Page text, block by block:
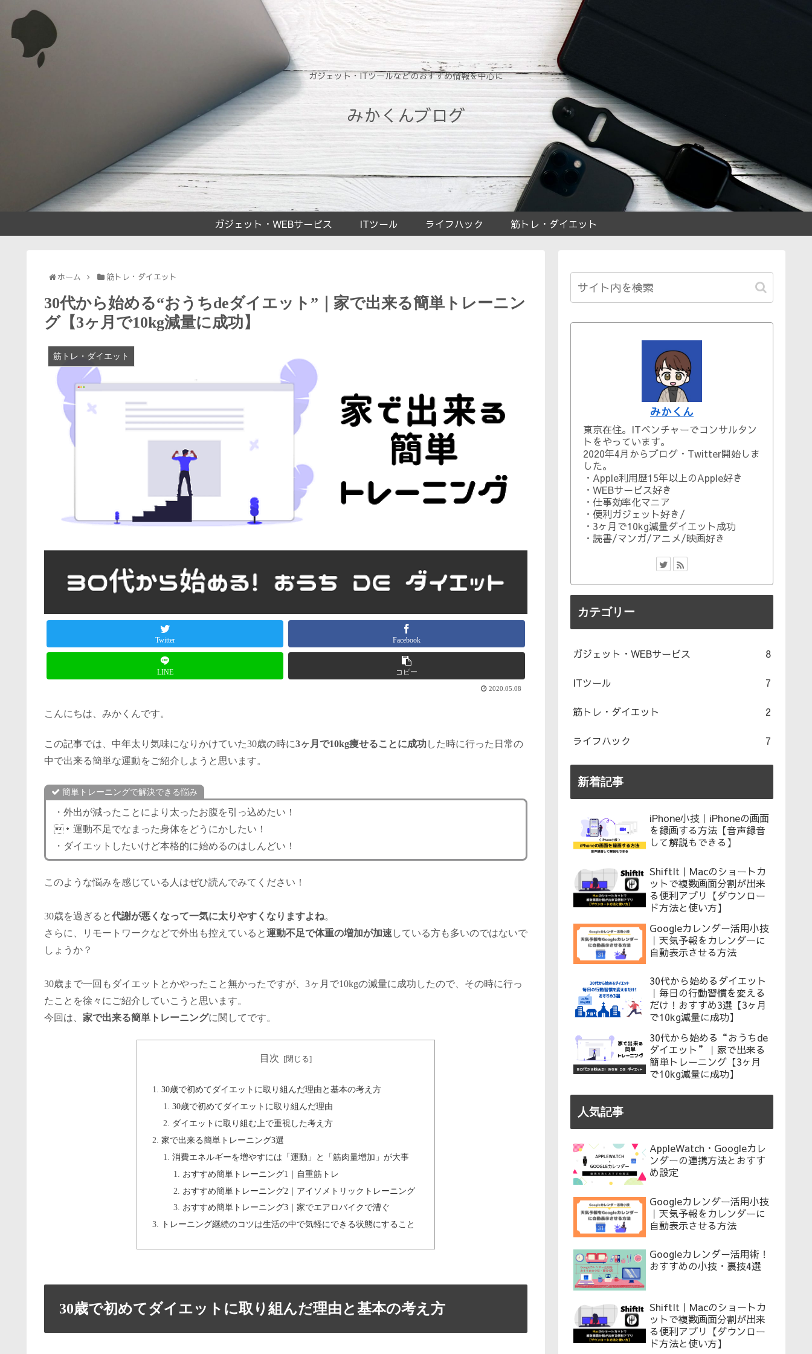
ガジェット・ITツールなどのおすすめ情報を中心に
みかくんブログ
ガジェット・WEBサービス ITツール ライフハック 筋トレ・ダイエット
ホーム 筋トレ・ダイエット
30代から始める“おうちdeダイエット”｜家で出来る簡単トレーニン
グ【3ヶ月で10kg減量に成功】
筋トレ・ダイエット
Twitter Facebook
LINE コピー
2020.05.08
こんにちは、みかくんです。
この記事では、中年太り気味になりかけていた30歳の時に3ヶ月で10kg痩せることに成功した時に行った日常の
中で出来る簡単な運動をご紹介しようと思います。
簡単トレーニングで解決できる悩み
・外出が減ったことにより太ったお腹を引っ込めたい！
・運動不足でなまった身体をどうにかしたい！
・ダイエットしたいけど本格的に始めるのはしんどい！
このような悩みを感じている人はぜひ読んでみてください！
30歳を過ぎると代謝が悪くなって一気に太りやすくなりますよね。
さらに、リモートワークなどで外出も控えていると運動不足で体重の増加が加速 している方も多いのではないで
しょうか？
30歳まで一回もダイエットとかやったこと無かったですが、3ヶ月で10kgの減量に成功したので、その時に行っ
たことを徐々にご紹介していこうと思います。
今回は、 家で出来る簡単トレーニングに関してです。
目次
30歳で初めてダイエットに取り組んだ理由と基本の考え方
30歳で初めてダイエットに取り組んだ理由
ダイエットに取り組む上で重視した考え方
家で出来る簡単トレーニング3選
消費エネルギーを増やすには「運動」と「筋肉量増加」が大事
おすすめ簡単トレーニング1｜自重筋トレ
おすすめ簡単トレーニング2｜アイソメトリックトレーニング
おすすめ簡単トレーニング3｜家でエアロバイクで漕ぐ
トレーニング継続のコツは生活の中で気軽にできる状態にすること
30歳で初めてダイエットに取り組んだ理由と基本の考え方
みかくん
東京在住。ITベンチャーでコンサルタン
トをやっています。
2020年4月からブログ・Twitter開始しま
した。
・Apple利用歴15年以上のApple好き
・WEBサービス好き
・仕事効率化マニア
・便利ガジェット好き/
・3ヶ月で10kg減量ダイエット成功
・読書/マンガ/アニメ/映画好き
カテゴリー
ガジェット・WEBサービス 8
ITツール 7
筋トレ・ダイエット 2
ライフハック 7
新着記事
iPhone小技｜iPhoneの画面
を録画する方法【音声録音
して解説もできる】
ShiftIt｜Macのショートカ
ットで複数画面分割が出来
る便利アプリ【ダウンロー
ド方法と使い方】
Googleカレンダー活用小技
｜天気予報をカレンダーに
自動表示させる方法
30代から始めるダイエット
｜毎日の行動習慣を変える
だけ！おすすめ3選【3ヶ月
で10kg減量に成功】
30代から始める“おうちde
ダイエット”｜家で出来る
簡単トレーニング【3ヶ月
で10kg減量に成功】
人気記事
AppleWatch・Googleカレ
ンダーの連携方法とおすす
め設定
Googleカレンダー活用小技
｜天気予報をカレンダーに
自動表示させる方法
Googleカレンダー活用術！
おすすめの小技・裏技4選
ShiftIt｜Macのショートカ
ットで複数画面分割が出来
る便利アプリ【ダウンロー
ド方法と使い方】